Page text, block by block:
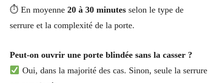
⏱ En moyenne 20 à 30 minutes selon le type de
serrure et la complexité de la porte.
Peut-on ouvrir une porte blindée sans la casser ?
Oui, dans la majorité des cas. Sinon, seule la serrure